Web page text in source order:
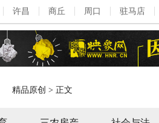
许昌 商丘 周口 驻马店
精品原创 > 正文